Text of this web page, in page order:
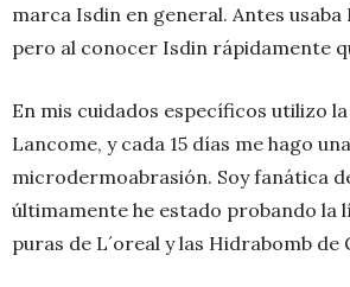
marca Isdin en general. Antes usaba
pero al conocer Isdin rápidamente
En mis cuidados específicos utilizo
Lancome, y cada 15 días me hago una
microdermoabrasión. Soy fanática
últimamente he estado probando la
puras de L´oreal y las Hidrabomb de